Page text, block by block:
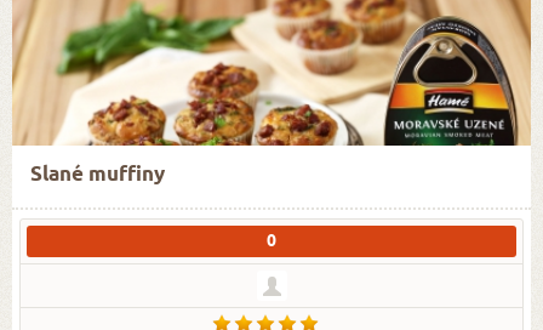
Slané muffiny
0